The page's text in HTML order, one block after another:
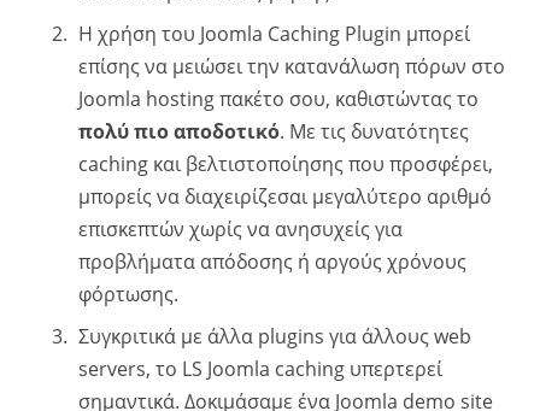
Η χρήση του Joomla Caching Plugin μπορεί
επίσης να μειώσει την κατανάλωση πόρων στο
Joomla hosting πακέτο σου, καθιστώντας το
πολύ πιο αποδοτικό. Με τις δυνατότητες
caching και βελτιστοποίησης που προσφέρει,
μπορείς να διαχειρίζεσαι μεγαλύτερο αριθμό
επισκεπτών χωρίς να ανησυχείς για
προβλήματα απόδοσης ή αργούς χρόνους
φόρτωσης.
Συγκριτικά με άλλα plugins για άλλους web
servers, το LS Joomla caching υπερτερεί
σημαντικά. Δοκιμάσαμε ένα Joomla demo site